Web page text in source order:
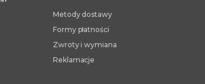
Metody dostawy
Formy płatności
Zwroty i wymiana
Reklamacje